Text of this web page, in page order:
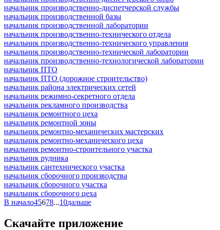
начальник производственно-диспетчерской службы
начальник производственной базы
начальник производственной лаборатории
начальник производственно-технического отдела
начальник производственно-технического управления
начальник производственно-технической лаборатории
начальник производственно-технологической лаборатории
начальник ПТО
начальник ПТО (дорожное строительство)
начальник района электрических сетей
начальник режимно-секретного отдела
начальник рекламного производства
начальник ремонтного цеха
начальник ремонтной зоны
начальник ремонтно-механических мастерских
начальник ремонтно-механического цеха
начальник ремонтно-строительного участка
начальник рудника
начальник сантехнического участка
начальник сборочного производства
начальник сборочного участка
начальник сборочного цеха
В начало45678...10дальше
Скачайте приложение